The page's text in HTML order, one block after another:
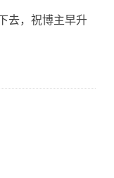
去，祝博主早升